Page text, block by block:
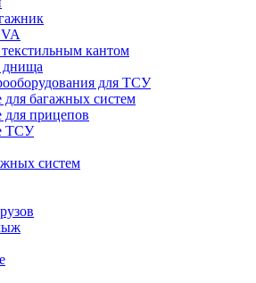
кантом
днища
для ТСУ
багажных систем
прицепов
ТСУ
систем